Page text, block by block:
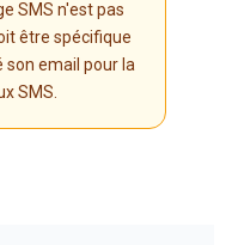
SMS n'est pas
être spécifique
son email pour la
SMS.